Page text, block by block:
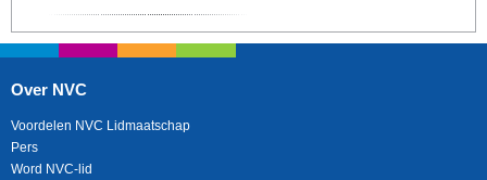
Over NVC
Voordelen NVC Lidmaatschap
Pers
Word NVC-lid